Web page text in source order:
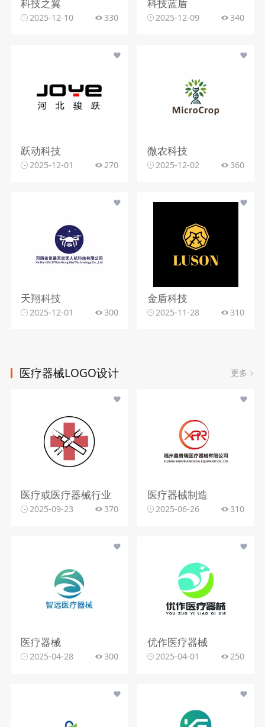
科技之翼
2025-12-10 330
科技蓝盾
2025-12-09 340
跃动科技
2025-12-01 270
微农科技
2025-12-02 360
天翔科技
2025-12-01 300
金盾科技
2025-11-28 310
医疗器械LOGO设计 更多
医疗或医疗器械行业
2025-09-23 370
医疗器械制造
2025-06-26 310
医疗器械
2025-04-28 300
优作医疗器械
2025-04-01 250